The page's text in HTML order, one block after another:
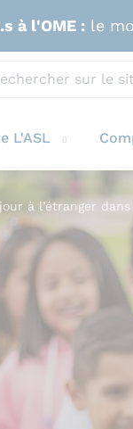
à l'OME : le
L'ASL
à l’étranger